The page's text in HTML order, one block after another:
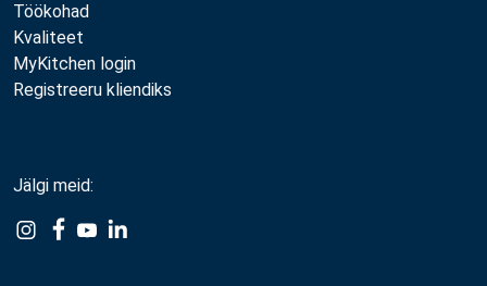
Töökohad
Kvaliteet
MyKitchen login
Registreeru kliendiks
Jälgi meid:
ExampleExample
ExampleExample